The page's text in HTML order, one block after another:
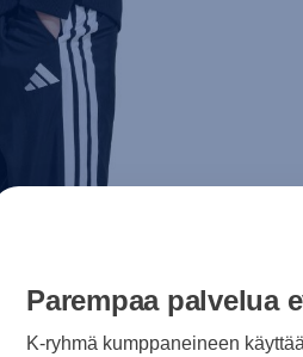
Parempaa palvelua
K-ryhmä kumppaneineen